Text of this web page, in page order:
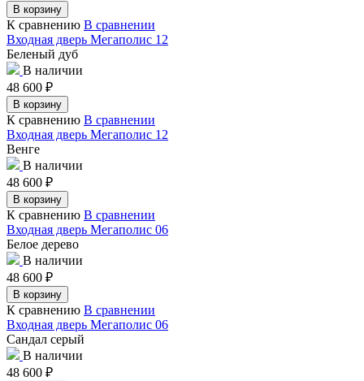
В корзину
К сравнению В сравнении
Входная дверь Мегаполис 12
Беленый дуб
В наличии
48 600 ₽
В корзину
К сравнению В сравнении
Входная дверь Мегаполис 12
Венге
В наличии
48 600 ₽
В корзину
К сравнению В сравнении
Входная дверь Мегаполис 06
Белое дерево
В наличии
48 600 ₽
В корзину
К сравнению В сравнении
Входная дверь Мегаполис 06
Сандал серый
В наличии
48 600 ₽